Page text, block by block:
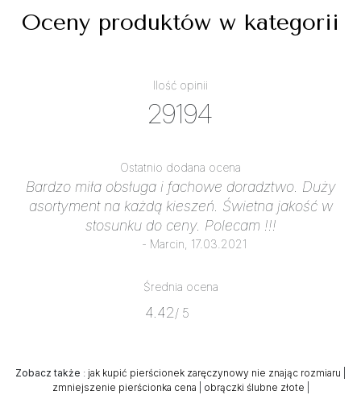
Oceny produktów w kategorii
Ilość opinii
29194
Ostatnio dodana ocena
Bardzo miła obsługa i fachowe doradztwo. Duży
asortyment na każdą kieszeń. Świetna jakość w
stosunku do ceny. Polecam !!!
- Marcin, 17.03.2021
Średnia ocena
4.42/ 5
Zobacz także : jak kupić pierścionek zaręczynowy nie znając rozmiaru
zmniejszenie pierścionka cena
obrączki ślubne złote